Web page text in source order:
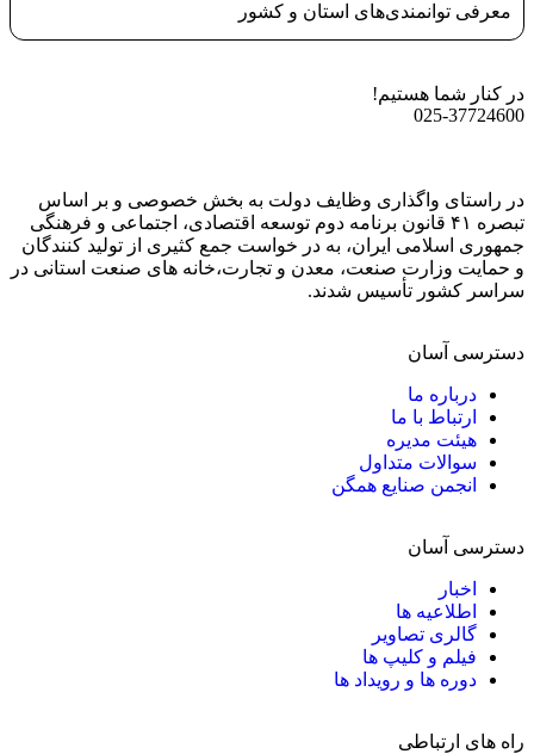
معرفی توانمندی‌های استان و کشور
در کنار شما هستیم!
025-37724600
در راستای واگذاری وظایف دولت به بخش خصوصی و بر اساس
تبصره ۴۱ قانون برنامه دوم توسعه اقتصادی، اجتماعی و فرهنگی
جمهوری اسلامی ایران، به در خواست جمع کثیری از تولید کنندگان
و حمایت وزارت صنعت، معدن و تجارت،خانه های صنعت استانی در
سراسر کشور تأسیس شدند.
دسترسی آسان
درباره ما
ارتباط با ما
هیئت مدیره
سوالات متداول
انجمن صنایع همگن
دسترسی آسان
اخبار
اطلاعیه ها
گالری تصاویر
فیلم و کلیپ ها
دوره ها و رویداد ها
راه های ارتباطی